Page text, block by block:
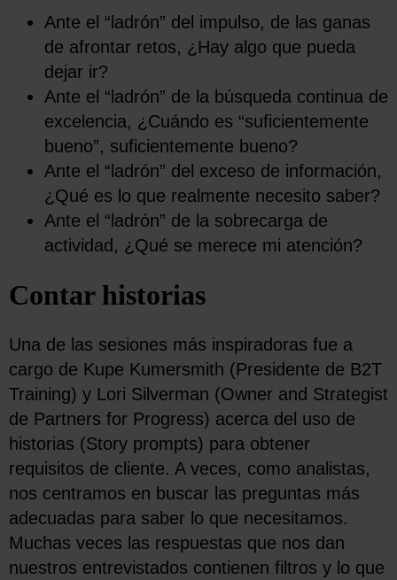
Ante el “ladrón” del impulso, de las ganas
de afrontar retos, ¿Hay algo que pueda
dejar ir?
Ante el “ladrón” de la búsqueda continua de
excelencia, ¿Cuándo es “suficientemente
bueno”, suficientemente bueno?
Ante el “ladrón” del exceso de información,
¿Qué es lo que realmente necesito saber?
Ante el “ladrón” de la sobrecarga de
actividad, ¿Qué se merece mi atención?
Contar historias
Una de las sesiones más inspiradoras fue a
cargo de Kupe Kumersmith (Presidente de B2T
Training) y Lori Silverman (Owner and Strategist
de Partners for Progress) acerca del uso de
historias (Story prompts) para obtener
requisitos de cliente. A veces, como analistas,
nos centramos en buscar las preguntas más
adecuadas para saber lo que necesitamos.
Muchas veces las respuestas que nos dan
nuestros entrevistados contienen filtros y lo que